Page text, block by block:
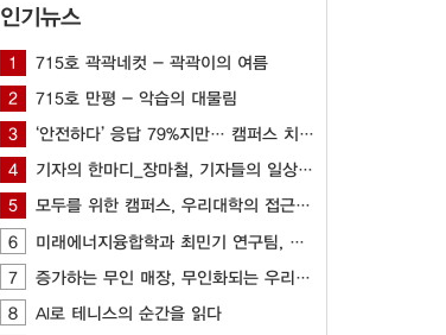
인기뉴스
1 715호 곽곽네컷 - 곽곽이의 여름
2 715호 만평 - 악습의 대물림
3 ‘안전하다’ 응답 79%지만… 캠퍼스 치안 공백 여전해
4 기자의 한마디_장마철, 기자들의 일상은?
5 모두를 위한 캠퍼스, 우리대학의 접근성을 묻다
6 미래에너지융합학과 최민기 연구팀, AI, CFD 기반 최적화 기술 개발
7 증가하는 무인 매장, 무인화되는 우리 사회
8 AI로 테니스의 순간을 읽다